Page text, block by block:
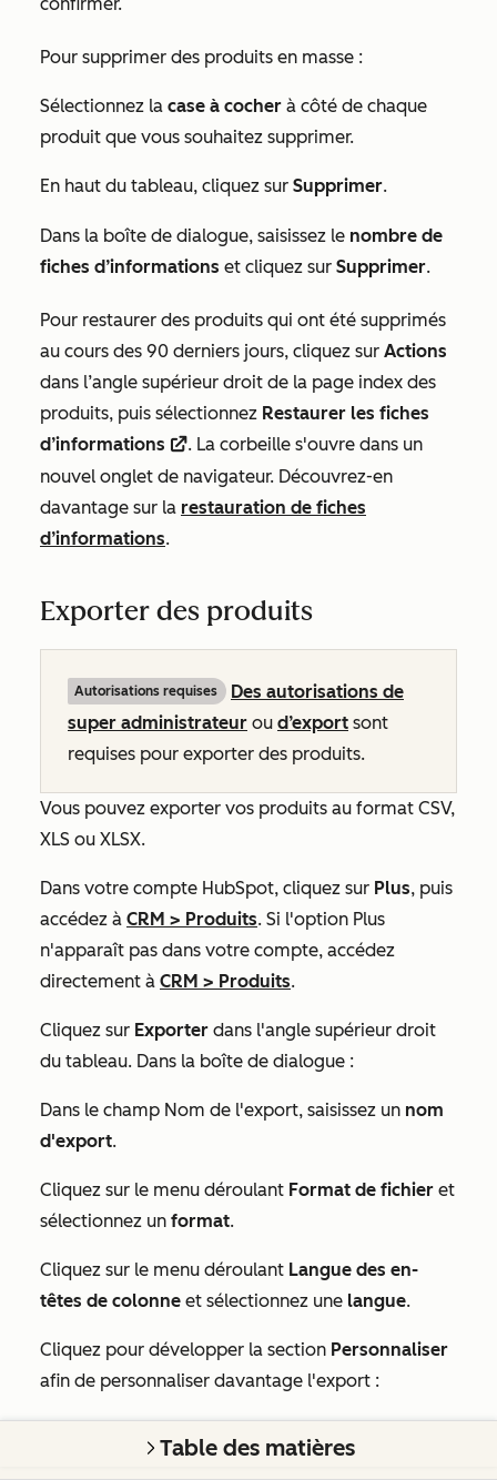
confirmer.
Pour supprimer des produits en masse :
Sélectionnez la case à cocher à côté de chaque
produit que vous souhaitez supprimer.
En haut du tableau, cliquez sur Supprimer.
Dans la boîte de dialogue, saisissez le nombre de
fiches d’informations et cliquez sur Supprimer.
Pour restaurer des produits qui ont été supprimés
au cours des 90 derniers jours, cliquez sur Actions
dans l’angle supérieur droit de la page index des
produits, puis sélectionnez Restaurer les fiches
d’informations externalLink. La corbeille s'ouvre dans un
nouvel onglet de navigateur. Découvrez-en
davantage sur la restauration de fiches
d’informations.
Exporter des produits
Autorisations requises
Des autorisations de
super administrateur ou d’export sont
requises pour exporter des produits.
Vous pouvez exporter vos produits au format CSV,
XLS ou XLSX.
Dans votre compte HubSpot, cliquez sur Plus, puis
accédez à CRM > Produits. Si l'option Plus
n'apparaît pas dans votre compte, accédez
directement à CRM > Produits.
Cliquez sur Exporter dans l'angle supérieur droit
du tableau. Dans la boîte de dialogue :
Dans le champ Nom de l'export, saisissez un nom
d'export.
Cliquez sur le menu déroulant Format de fichier et
sélectionnez un format.
Cliquez sur le menu déroulant Langue des en-
têtes de colonne et sélectionnez une langue.
Cliquez pour développer la section Personnaliser
afin de personnaliser davantage l'export :
les propriétés
à inclure dans l'export.
Table des matières